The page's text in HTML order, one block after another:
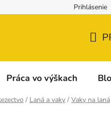
Reklamácia a
Prihlásenie
Práca vo výškach
/ Laná a vaky / Vaky na laná